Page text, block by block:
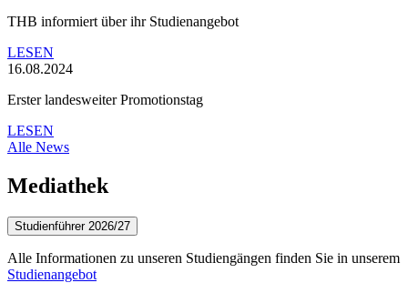
THB informiert über ihr Studienangebot
LESEN
16.08.2024
Erster landesweiter Promotionstag
LESEN
Alle News
Mediathek
Studienführer 2026/27
Alle Informationen zu unseren Studiengängen finden Sie in unserem
Studienangebot